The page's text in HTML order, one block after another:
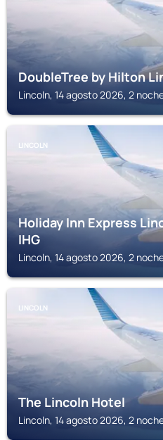
DoubleTree by Hilton
Lincoln, 14 agosto 2026, 2
LINCOLN
Holiday Inn Express
IHG
Lincoln, 14 agosto 2026, 2
LINCOLN
The Lincoln Hotel
Lincoln, 14 agosto 2026, 2